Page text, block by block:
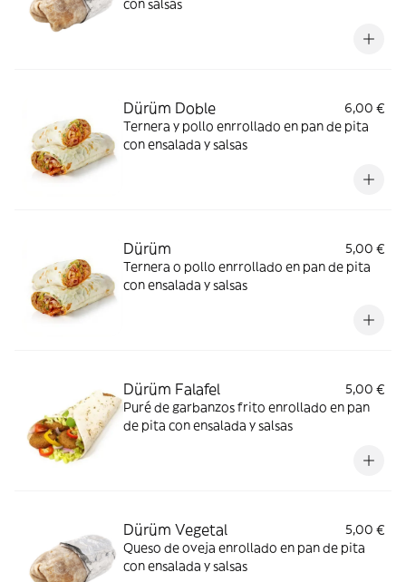
con salsas
Dürüm Doble
6,00 €
Ternera y pollo enrrollado en pan de pita
con ensalada y salsas
Dürüm
5,00 €
Ternera o pollo enrrollado en pan de pita
con ensalada y salsas
Dürüm Falafel
5,00 €
Puré de garbanzos frito enrollado en pan
de pita con ensalada y salsas
Dürüm Vegetal
5,00 €
Queso de oveja enrollado en pan de pita
con ensalada y salsas